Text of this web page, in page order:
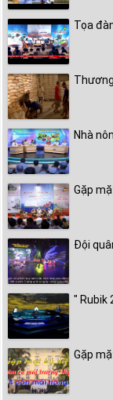
Tọa
Nhà
Gặp
Đội
" Rubik
Gặp